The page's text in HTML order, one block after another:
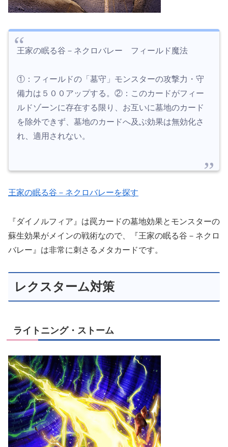
王家の眠る谷－ネクロバレー フィールド魔法
①：フィールドの「墓守」モンスターの攻撃力・守
備力は５００アップする。②：このカードがフィー
ルドゾーンに存在する限り、お互いに墓地のカード
を除外できず、墓地のカードへ及ぶ効果は無効化さ
れ、適用されない。
王家の眠る谷－ネクロバレーを探す
『ダイノルフィア』は罠カードの墓地効果とモンスターの
蘇生効果がメインの戦術なので、『王家の眠る谷－ネクロ
バレー』は非常に刺さるメタカードです。
レクスターム対策
ライトニング・ストーム